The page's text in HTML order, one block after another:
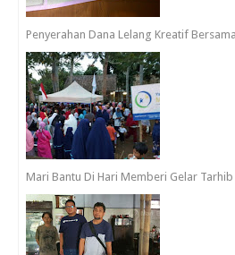
Penyerahan Dana Lelang Kreatif
Mari Bantu Di Hari Memberi Gelar Tarhib